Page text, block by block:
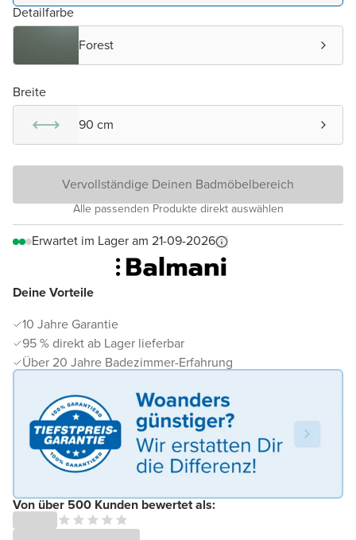
Deine Vorteile
10 Jahre Garantie
95 % direkt ab Lager lieferbar
Über 20 Jahre Badezimmer-Erfahrung
Von über 500 Kunden bewertet als:
Detailfarbe
Forest
Breite
90 cm
Vervollständige Deinen Badmöbelbereich
Alle passenden Produkte direkt auswählen
Erwartet im Lager am 21-09-2026